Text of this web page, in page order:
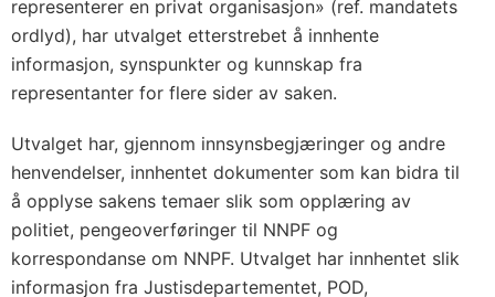
representerer en privat organisasjon» (ref. mandatets
ordlyd), har utvalget etterstrebet å innhente
informasjon, synspunkter og kunnskap fra
representanter for flere sider av saken.
Utvalget har, gjennom innsynsbegjæringer og andre
henvendelser, innhentet dokumenter som kan bidra til
å opplyse sakens temaer slik som opplæring av
politiet, pengeoverføringer til NNPF og
korrespondanse om NNPF. Utvalget har innhentet slik
informasjon fra Justisdepartementet, POD,